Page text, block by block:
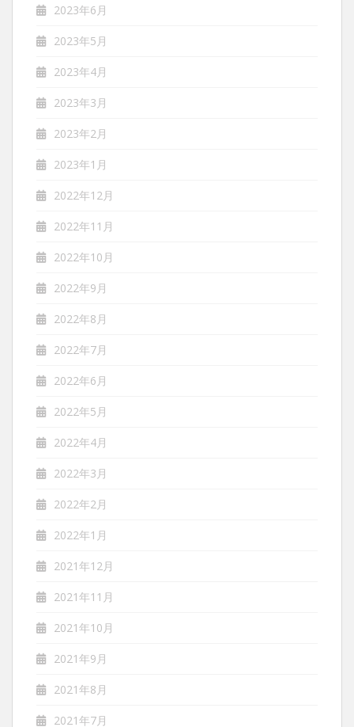
2023年6月
2023年5月
2023年4月
2023年3月
2023年2月
2023年1月
2022年12月
2022年11月
2022年10月
2022年9月
2022年8月
2022年7月
2022年6月
2022年5月
2022年4月
2022年3月
2022年2月
2022年1月
2021年12月
2021年11月
2021年10月
2021年9月
2021年8月
2021年7月